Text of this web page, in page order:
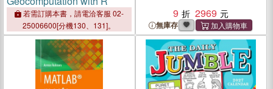
若需訂購本書，請電洽客服 02-
25006600[分機130、131]。
9 2969
無庫存